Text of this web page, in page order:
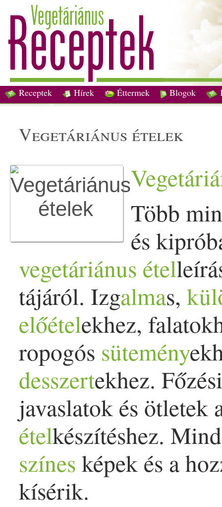
Receptek Hírek Éttermek Blogok
vegetáriánus ételek
Több
és
vegetáriánus étel
tájáról. Izgalmas,
előételekhez,
ropogós sütemény
desszertekhez.
javaslatok és ötletek
ételkészítéshez.
színes képek és a
kísérik.